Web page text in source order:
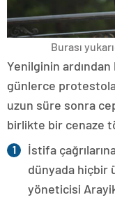
Burası
Yenilginin
günlerce
uzun süre sonra
birlikte bir cenaze
İstifa
dünyada hiçbir
yöneticisi